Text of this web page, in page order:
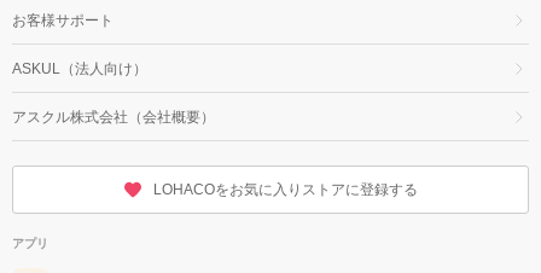
お客様サポート
ASKUL（法人向け）
アスクル株式会社（会社概要）
LOHACOをお気に入りストアに登録する
アプリ